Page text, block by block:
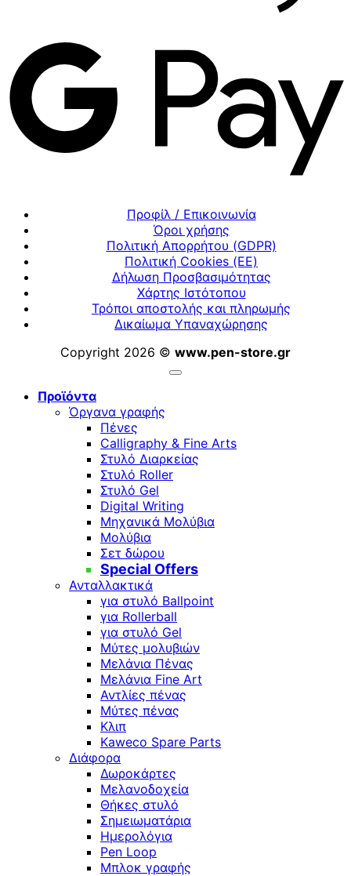
Προφίλ / Επικοινωνία
Όροι χρήσης
Πολιτική Απορρήτου (GDPR)
Πολιτική Cookies (ΕΕ)
Δήλωση Προσβασιμότητας
Χάρτης Ιστότοπου
Τρόποι αποστολής και πληρωμής
Δικαίωμα Υπαναχώρησης
Copyright 2026 © www.pen-store.gr
Προϊόντα
Όργανα γραφής
Πένες
Calligraphy & Fine Arts
Στυλό Διαρκείας
Στυλό Roller
Στυλό Gel
Digital Writing
Μηχανικά Μολύβια
Μολύβια
Σετ δώρου
Special Offers
Ανταλλακτικά
για στυλό Ballpoint
για Rollerball
για στυλό Gel
Μύτες μολυβιών
Μελάνια Πένας
Μελάνια Fine Art
Αντλίες πένας
Μύτες πένας
Κλιπ
Kaweco Spare Parts
Διάφορα
Δωροκάρτες
Μελανοδοχεία
Θήκες στυλό
Σημειωματάρια
Ημερολόγια
Pen Loop
Μπλοκ γραφής